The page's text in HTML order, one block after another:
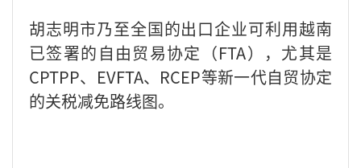
胡志明市乃至全国的出口企业可利用越南
已签署的自由贸易协定（FTA），尤其是
CPTPP、 EVFTA、 RCEP等新一代自贸协定
的关税减免路线图。